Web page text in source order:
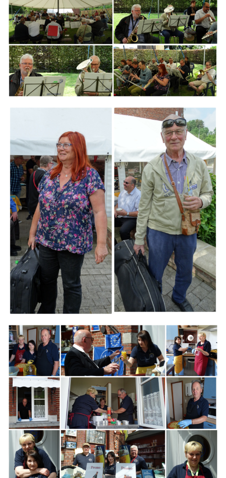
Branding
Branding
ARMCHAIR